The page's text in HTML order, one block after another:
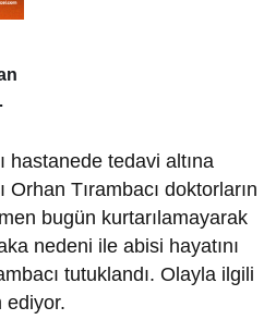
hastanede tedavi altına
Orhan Tırambacı doktorların
bugün kurtarılamayarak
nedeni ile abisi hayatını
tutuklandı. Olayla ilgili
ediyor.